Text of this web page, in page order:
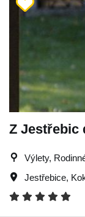
Z Jestřebic
Výlety,
Jestřebice,